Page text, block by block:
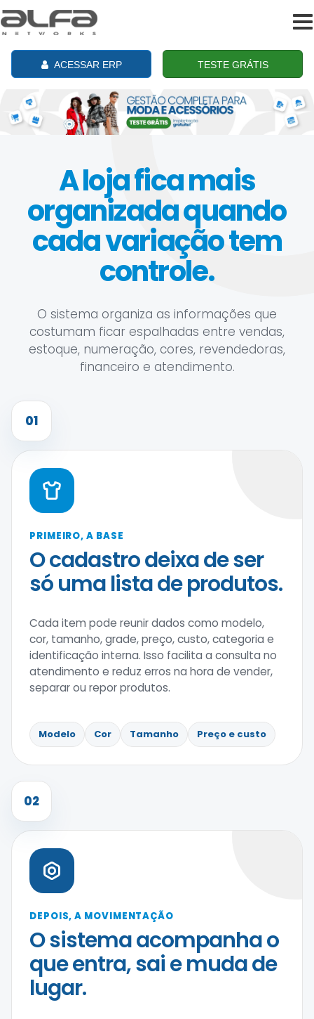
ACESSAR ERP TESTE GRÁTIS
A loja fica mais
organizada quando
cada variação tem
controle.
O sistema organiza as informações que
costumam ficar espalhadas entre vendas,
estoque, numeração, cores, revendedoras,
financeiro e atendimento.
01
PRIMEIRO, A BASE
O cadastro deixa de ser
só uma lista de produtos.
Cada item pode reunir dados como modelo,
cor, tamanho, grade, preço, custo, categoria e
identificação interna. Isso facilita a consulta no
atendimento e reduz erros na hora de vender,
separar ou repor produtos.
Modelo Cor Tamanho Preço e custo
02
DEPOIS, A MOVIMENTAÇÃO
O sistema acompanha o
que entra, sai e muda de
lugar.